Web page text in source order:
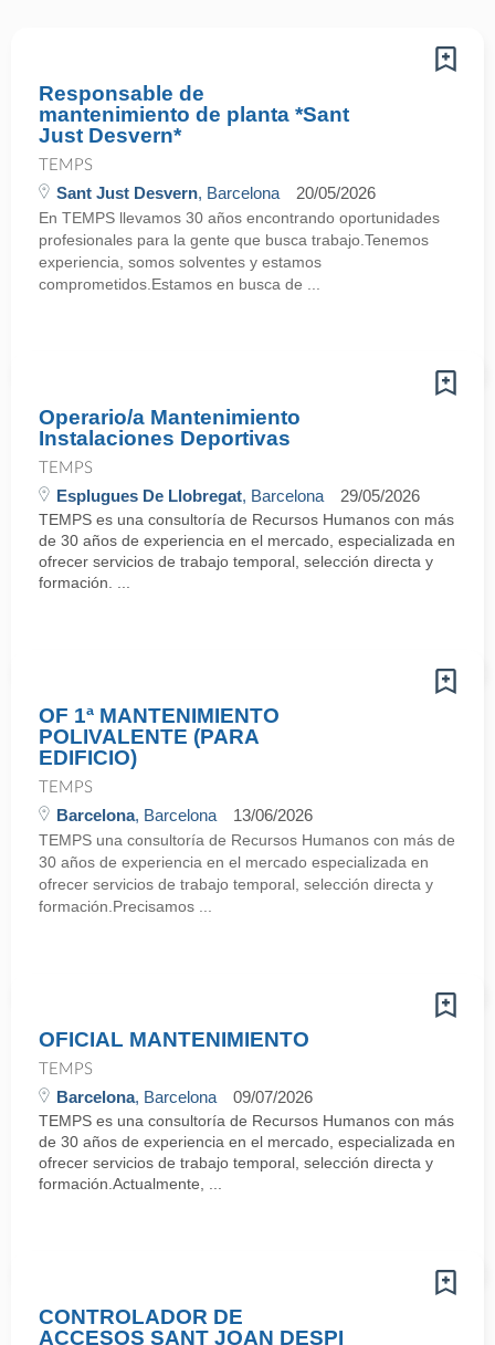
Responsable de
mantenimiento de planta *Sant
Just Desvern*
TEMPS
Sant Just Desvern, Barcelona 20/05/2026
En TEMPS llevamos 30 años encontrando oportunidades
profesionales para la gente que busca trabajo.Tenemos
experiencia, somos solventes y estamos
comprometidos.Estamos en busca de ...
Operario/a Mantenimiento
Instalaciones Deportivas
TEMPS
Esplugues De Llobregat, Barcelona 29/05/2026
TEMPS es una consultoría de Recursos Humanos con más
de 30 años de experiencia en el mercado, especializada en
ofrecer servicios de trabajo temporal, selección directa y
formación. ...
OF 1ª MANTENIMIENTO
POLIVALENTE (PARA
EDIFICIO)
TEMPS
Barcelona, Barcelona 13/06/2026
TEMPS una consultoría de Recursos Humanos con más de
30 años de experiencia en el mercado especializada en
ofrecer servicios de trabajo temporal, selección directa y
formación.Precisamos ...
OFICIAL MANTENIMIENTO
TEMPS
Barcelona, Barcelona 09/07/2026
TEMPS es una consultoría de Recursos Humanos con más
de 30 años de experiencia en el mercado, especializada en
ofrecer servicios de trabajo temporal, selección directa y
formación.Actualmente, ...
CONTROLADOR DE
ACCESOS SANT JOAN DESPI